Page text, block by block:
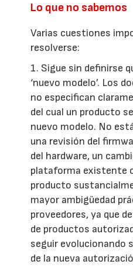
Lo que no sabemos
Varias cuestiones
resolverse:
1. Sigue sin definirse
‘nuevo modelo’. Los
no especifican
del cual un producto
nuevo modelo. No
una revisión del
del hardware, un
plataforma existente
producto
mayor ambigüedad
proveedores, ya que
de productos
seguir evolucionando
de la nueva